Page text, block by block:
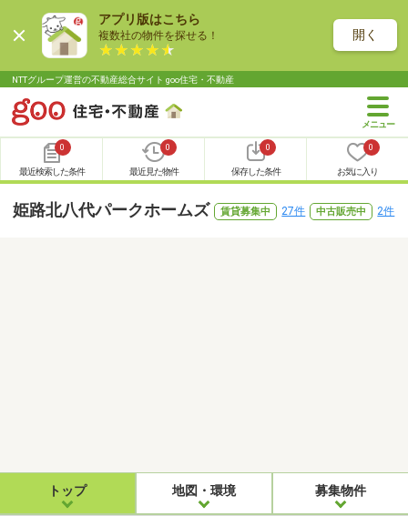
アプリ版はこちら
複数社の物件を探せる！ 開く
NTTグループ運営の不動産総合サイト goo住宅・不動産
0
最近検索した条件
0
最近見た物件
0
保存した条件
0
お気に入り
姫路北八代パークホームズ 賃貸募集中 27件 中古販売中 2件
トップ 地図・環境 募集物件